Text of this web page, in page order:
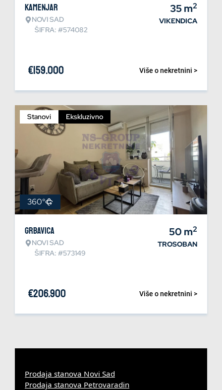
Kamenjar
NOVI SAD
ŠIFRA: #574082
35m2
VIKENDICA
Više o nekretnini >
€159.000
Stanovi Ekskluzivno
360°
Grbavica
NOVI SAD
ŠIFRA: #573149
50 m2
TROSOBAN
Više o nekretnini >
€206.900
Prodaja stanova Novi Sad
Prodaja stanova Petrovaradin